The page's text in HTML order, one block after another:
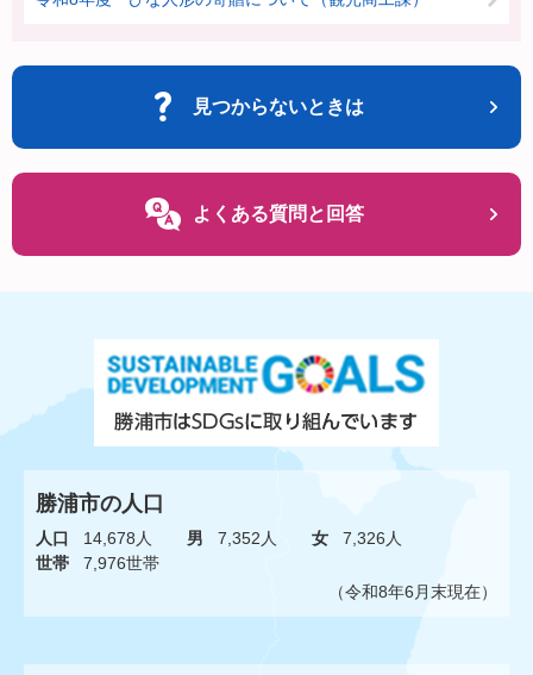
見つからないときは
よくある質問と回答
勝浦市の人口
人口 14,678人 男 7,352人 女
7,326人
世帯
7,976世帯
（令和8年6月末現在）